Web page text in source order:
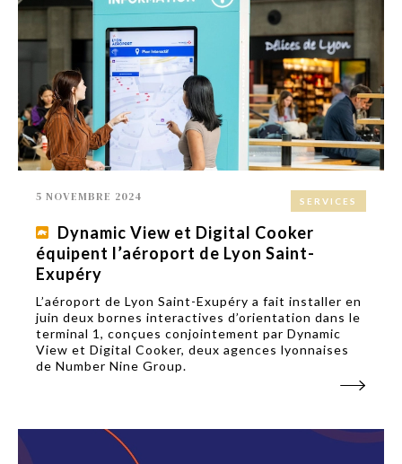
SERVICES
5 NOVEMBRE 2024
Dynamic View et Digital Cooker
équipent l’aéroport de Lyon Saint-
Exupéry
L’aéroport de Lyon Saint-Exupéry a fait installer en
juin deux bornes interactives d’orientation dans le
terminal 1, conçues conjointement par Dynamic
View et Digital Cooker, deux agences lyonnaises
de Number Nine Group.